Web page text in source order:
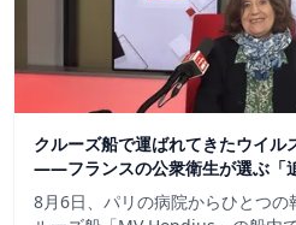
クルーズ船で運ばれてきたウイル
――フランスの公衆衛生が選ぶ「
8月6日、パリの病院からひとつの